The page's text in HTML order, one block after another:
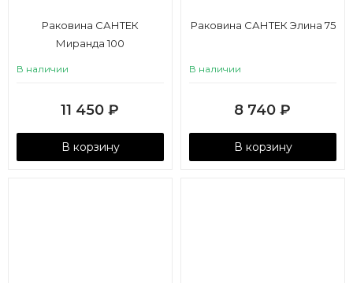
Раковина САНТЕК
Миранда 100
В наличии
11 450 ₽
В корзину
Раковина САНТЕК Элина 75
В наличии
8 740 ₽
В корзину